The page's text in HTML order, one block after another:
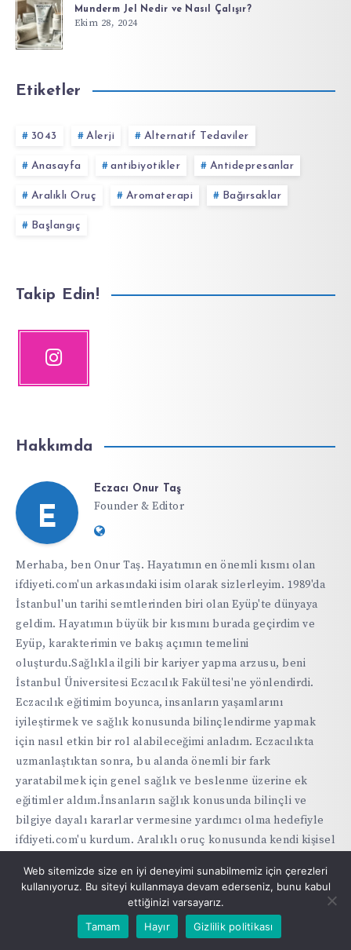
Munderm Jel Nedir ve Nasıl Çalışır?
Ekim 28, 2024
Etiketler
3043 Alerji Alternatif Tedaviler
Anasayfa antibiyotikler Antidepresanlar
Aralıklı Oruç Aromaterapi Bağırsaklar
Başlangıç
Takip Edin!
Hakkımda
E
Eczacı Onur Taş
Founder & Editor
Website:
Merhaba, ben Onur Taş. Hayatımın en önemli kısmı olan
ifdiyeti.com'un arkasındaki isim olarak sizlerleyim. 1989'da
İstanbul'un tarihi semtlerinden biri olan Eyüp'te dünyaya
geldim. Hayatımın büyük bir kısmını burada geçirdim ve
Eyüp, karakterimin ve bakış açımın temelini
oluşturdu.Sağlıkla ilgili bir kariyer yapma arzusu, beni
İstanbul Üniversitesi Eczacılık Fakültesi'ne yönlendirdi.
Eczacılık eğitimim boyunca, insanların yaşamlarını
iyileştirmek ve sağlık konusunda bilinçlendirme yapmak
için nasıl etkin bir rol alabileceğimi anladım. Eczacılıkta
uzmanlaştıktan sonra, bu alanda önemli bir fark
yaratabilmek için genel sağlık ve beslenme üzerine ek
eğitimler aldım.İnsanların sağlık konusunda bilinçli ve
bilgiye dayalı kararlar vermesine yardımcı olma hedefiyle
ifdiyeti.com'u kurdum. Aralıklı oruç konusunda kendi kişisel
sağlıklı bir yaşam sürdürmelerine yardımcı olabileceğini
gösterdi. Bu bilgiyi geniş kitlelerle paylaşmak için bu
platformu oluşturdum.Şu an İstanbul'da yaşamaya devam
ediyorum ve aralıklı oruç, sağlıklı yaşam ve genel sağlık
Web sitemizde size en iyi deneyimi sunabilmemiz için çerezleri
kullanıyoruz. Bu siteyi kullanmaya devam ederseniz, bunu kabul
ettiğinizi varsayarız.
Tamam
Hayır Gizlilik politikası